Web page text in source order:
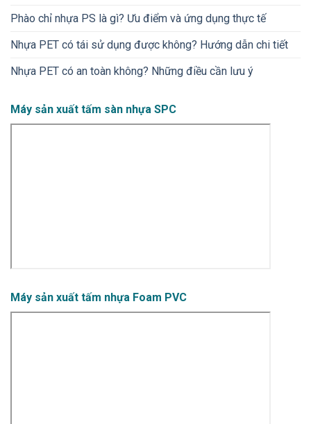
Phào chỉ nhựa PS là gì? Ưu điểm và ứng dụng thực tế
Nhựa PET có tái sử dụng được không? Hướng dẫn chi tiết
Nhựa PET có an toàn không​? Những điều cần lưu ý
Máy sản xuất tấm sàn nhựa SPC
Máy sản xuất tấm nhựa Foam PVC